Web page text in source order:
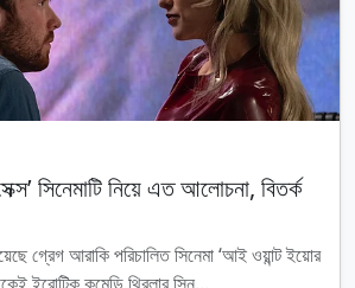
সিনেমাটি নিয়ে এত আলোচনা, বিতর্ক
গ্রেগ আরাকি পরিচালিত সিনেমা ‘আই ওয়ান্ট ইয়োর